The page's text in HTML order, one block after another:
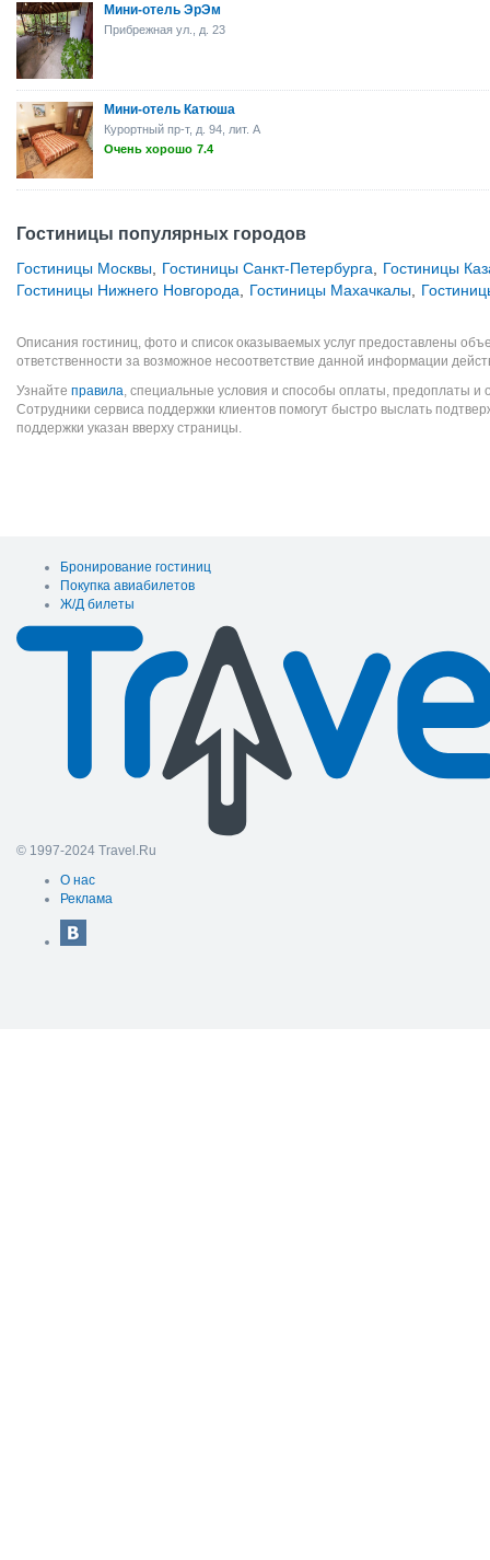
Мини-отель ЭрЭм
Прибрежная ул., д. 23
Мини-отель Катюша
Курортный пр-т, д. 94, лит. А
Очень хорошо 7.4
Гостиницы популярных городов
Гостиницы Москвы Гостиницы Санкт-Петербурга
Гостиницы
Гостиницы Нижнего Новгорода
Гостиницы Махачкалы
Описания гостиниц, фото и список оказываемых услуг предоставлены
ответственности за возможное несоответствие данной информации
Узнайте правила, специальные условия и способы оплаты, предоплаты и
Сотрудники сервиса поддержки клиентов помогут быстро выслать
поддержки указан вверху страницы.
Бронирование гостиниц
Покупка авиабилетов
Ж/Д билеты
© 1997-2024 Travel.Ru
О нас
Реклама